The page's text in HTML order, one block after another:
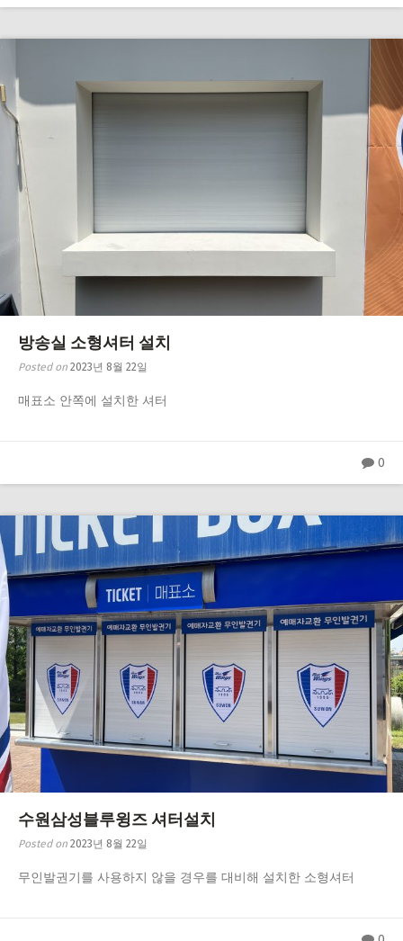
방송실 소형셔터 설치
Posted on 2023년 8월 22일
매표소 안쪽에 설치한 셔터
0
수원삼성블루윙즈 셔터설치
Posted on 2023년 8월 22일
무인발권기를 사용하지 않을 경우를 대비해 설치한 소형셔터